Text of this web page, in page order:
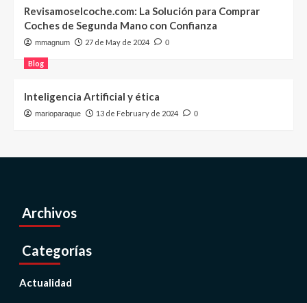
Revisamoselcoche.com: La Solución para Comprar
Coches de Segunda Mano con Confianza
mmagnum 27 de May de 2024 0
Blog
Inteligencia Artificial y ética
marioparaque 13 de February de 2024 0
Archivos
Categorías
Actualidad